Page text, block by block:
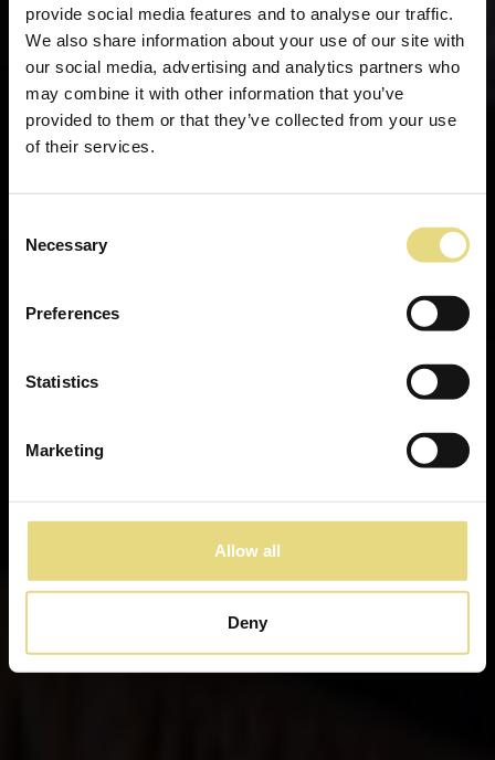
provide social media features and to analyse our traffic.
We also share information about your use of our site with
our social media, advertising and analytics partners who
may combine it with other information that you’ve
provided to them or that they’ve collected from your use
of their services.
Selection
Necessary
Preferences
Statistics
Marketing
Allow all
Deny